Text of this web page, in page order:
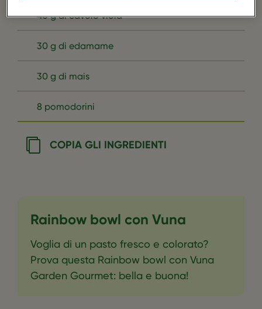
40 g di cavolo viola
30 g di edamame
30 g di mais
8 pomodorini
COPIA GLI INGREDIENTI
Rainbow bowl con Vuna
Voglia di un pasto fresco e colorato?
Prova questa Rainbow bowl con Vuna
Garden Gourmet: bella e buona!